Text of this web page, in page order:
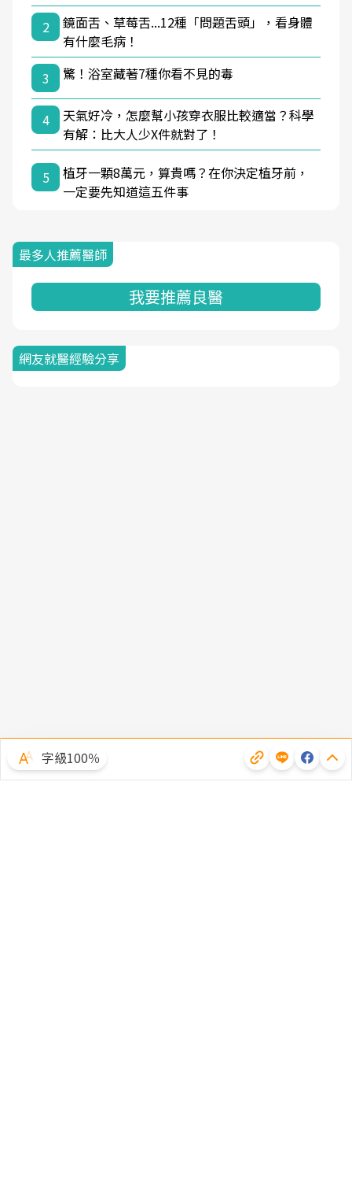
2
鏡面舌、草莓舌...12種「問題舌頭」，看身體
有什麼毛病！
3
驚！浴室藏著7種你看不見的毒
4
天氣好冷，怎麼幫小孩穿衣服比較適當？科學
有解：比大人少X件就對了！
5
植牙一顆8萬元，算貴嗎？在你決定植牙前，
一定要先知道這五件事
最多人推薦醫師
我要推薦良醫
網友就醫經驗分享
字級100％